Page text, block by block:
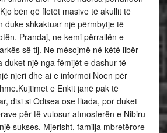
bën që fletët masive të akullit të
duke shkaktuar një përmbytje të
Prandaj, ne kemi përrallën e
së tij. Ne mësojmë në këtë libër
duket një nga fëmijët e dashur të
njeri dhe ai e informoi Noen për
e Enkit janë pak të
disi si Odisea ose Iliada, por duket
për të vulosur atmosferën e Nibiru
sukses. Mjerisht, familja mbretërore